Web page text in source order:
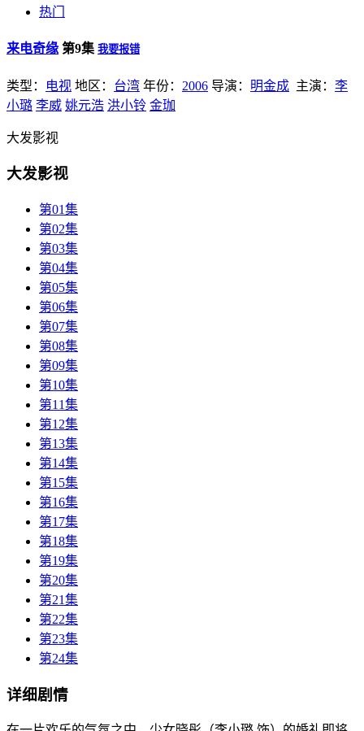
热门
来电奇缘 第9集 我要报错
类型： 电视 地区： 台湾 年份： 2006 导演： 明金成 主演： 李
小璐 李威 姚元浩 洪小铃 金珈
大发影视
大发影视
第01集
第02集
第03集
第04集
第05集
第06集
第07集
第08集
第09集
第10集
第11集
第12集
第13集
第14集
第15集
第16集
第17集
第18集
第19集
第20集
第21集
第22集
第23集
第24集
详细剧情